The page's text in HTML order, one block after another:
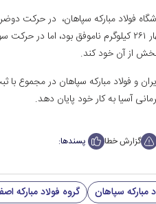
کیلوگرم، در تلاش دوم برای مهار ۲۶۱ کیلوگرم
از آن خود کند.
آسیا به کار خود پایان دهد.
گزارش خطا پسندها:
مبارکه سپاهان گروه فولاد مبارکه